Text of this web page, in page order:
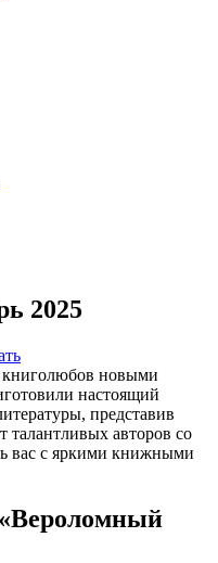
2025
книголюбов новыми
настоящий
представив
авторов со
вас с яркими книжными